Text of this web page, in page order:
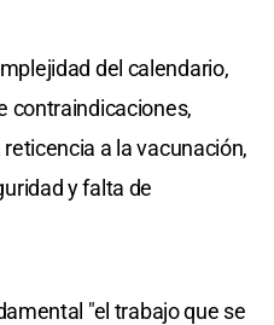
del calendario,
contraindicaciones,
a la vacunación,
y falta de
"el trabajo que se